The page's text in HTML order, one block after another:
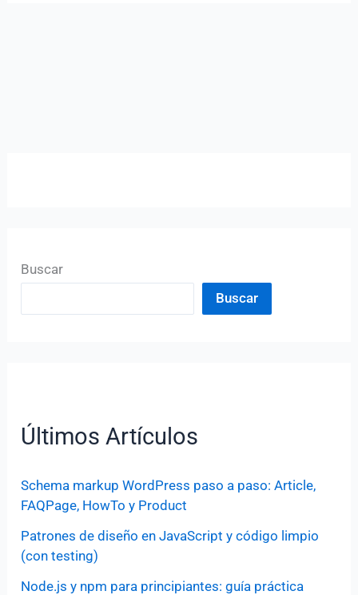
Buscar
Buscar
Últimos Artículos
Schema markup WordPress paso a paso: Article,
FAQPage, HowTo y Product
Patrones de diseño en JavaScript y código limpio
(con testing)
Node.js y npm para principiantes: guía práctica